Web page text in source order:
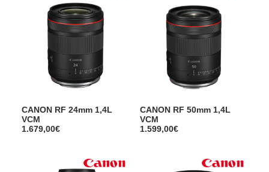
CANON RF 24mm 1,4L
VCM
1.679,00€
CANON RF 50mm 1,4L
VCM
1.599,00€